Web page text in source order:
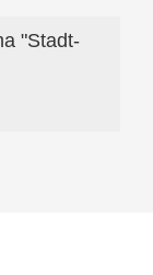
"Stadt-